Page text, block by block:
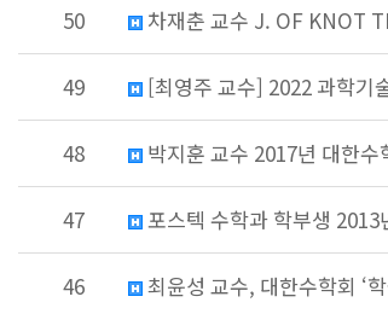
50 차재춘 교수 J. OF KNOT
49 [최영주 교수] 2022 과학기
48 박지훈 교수 2017년 대한수
47 포스텍 수학과 학부생
46 최윤성 교수, 대한수학회 ‘